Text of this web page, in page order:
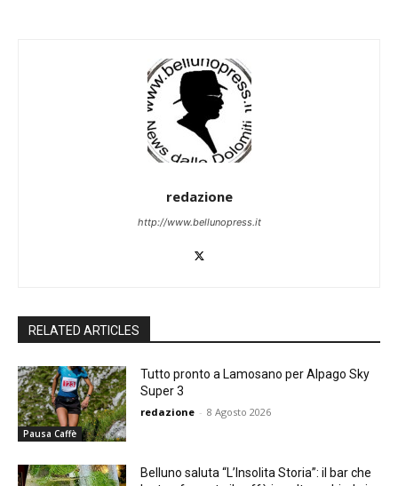
redazione
http://www.bellunopress.it
RELATED ARTICLES
Pausa Caffè
Tutto pronto a Lamosano per Alpago Sky
Super 3
redazione - 8 Agosto 2026
Belluno saluta “L’Insolita Storia”: il bar che